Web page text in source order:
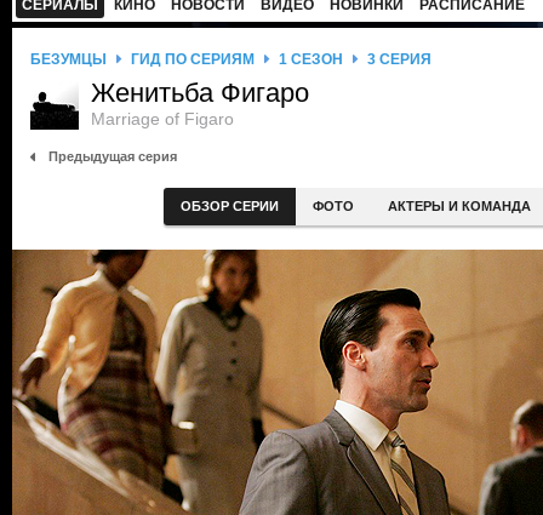
СЕРИАЛЫ КИНО НОВОСТИ ВИДЕО НОВИНКИ РАСПИСАНИЕ
БЕЗУМЦЫ ГИД ПО СЕРИЯМ 1 СЕЗОН 3 СЕРИЯ
Женитьба Фигаро
Marriage of Figaro
Предыдущая серия
ОБЗОР СЕРИИ ФОТО АКТЕРЫ И КОМАНДА